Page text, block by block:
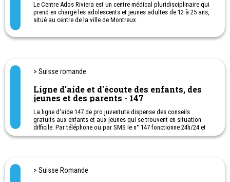
Le Centre Ados Riviera est un centre médical pluridisciplinaire qui
prend en charge les adolescents et jeunes adultes de 12 à 25 ans,
situé au centre de la ville de Montreux.
Il comporte un pôle somatique (généraliste, pédiatre,
> Suisse romande
Ligne d'aide et d'écoute des enfants, des
jeunes et des parents - 147
La ligne d'aide 147 de pro juventute dispense des conseils
gratuits aux enfants et aux jeunes qui se trouvent en situation
difficile. Par téléphone ou par SMS le n° 147 fonctionne 24h/24 et
7j/7 dans toute la Suisse, dans les 3 langues nationales.
> Suisse Romande